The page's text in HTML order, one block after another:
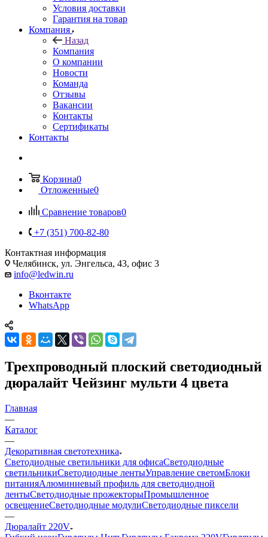
Условия доставки
Гарантия на товар
Компания
Назад
Компания
О компании
Новости
Команда
Отзывы
Вакансии
Контакты
Сертификаты
Контакты
Корзина0
Отложенные0
Сравнение товаров0
+7 (351) 700-82-80
Контактная информация
Челябинск, ул. Энгельса, 43, офис 3
info@ledwin.ru
Вконтакте
WhatsApp
Трехпроводный плоский светодиодный
дюралайт Чейзинг мульти 4 цвета
Главная
—
Каталог
—
Декоративная светотехника
Светодиодные светильники для офисаСветодиодные
светильникиСветодиодные лентыУправление светомБлоки
питанияАлюминиевый профиль для светодиодной
лентыСветодиодные прожекторыПромышленное
освещениеСветодиодные модулиСветодиодные пиксели
—
Дюралайт 220V